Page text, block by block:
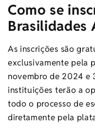
Como se
Brasilidades
As inscrições são
exclusivamente pela
novembro de 2024 e
instituições terão a
todo o processo de
diretamente pela